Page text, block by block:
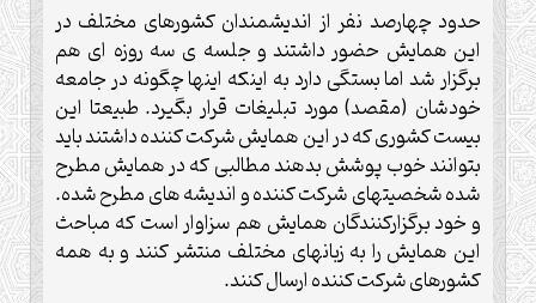
حدود چهارصد نفر از اندیشمندان کشورهای مختلف در
این همایش حضور داشتند و جلسه ی سه روزه ای هم
برگزار شد اما بستگی دارد به اینکه اینها چگونه در جامعه
خودشان (مقصد) مورد تبلیغات قرار بگیرد. طبیعتا این
بیست کشوری که در این همایش شرکت کننده داشتند باید
بتوانند خوب پوشش بدهند مطالبی که در همایش مطرح
شده شخصیتهای شرکت کننده و اندیشه های مطرح شده.
و خود برگزارکنندگان همایش هم سزاوار است که مباحث
این همایش را به زبانهای مختلف منتشر کنند و به همه
کشورهای شرکت کننده ارسال کنند.